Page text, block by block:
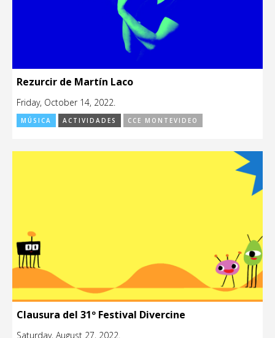
Rezurcir de Martín Laco
Friday, October 14, 2022.
MÚSICA ACTIVIDADES CCE MONTEVIDEO
Clausura del 31º Festival Divercine
Saturday, August 27, 2022.